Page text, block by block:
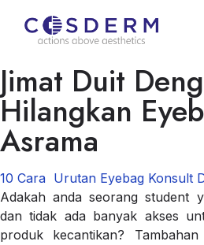
Jimat Duit
Hilangkan
Asrama
10 Cara Urutan Eyebag Konsult
Adakah anda seorang student
dan tidak ada banyak akses
produk kecantikan?